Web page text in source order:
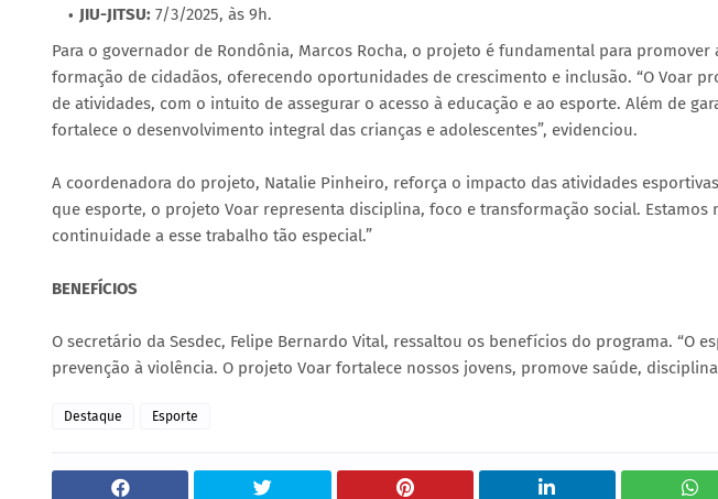
JIU-JITSU: 7/3/2025, às 9h.
Para o governador de Rondônia, Marcos Rocha, o projeto é fundamental para
formação de cidadãos, oferecendo oportunidades de crescimento e inclusão. “O Voar
de atividades, com o intuito de assegurar o acesso à educação e ao esporte. Além de
fortalece o desenvolvimento integral das crianças e adolescentes”, evidenciou.
A coordenadora do projeto, Natalie Pinheiro, reforça o impacto das atividades
que esporte, o projeto Voar representa disciplina, foco e transformação social. Estamos
continuidade a esse trabalho tão especial.”
BENEFÍCIOS
O secretário da Sesdec, Felipe Bernardo Vital, ressaltou os benefícios do programa. “O
prevenção à violência. O projeto Voar fortalece nossos jovens, promove saúde,
Destaque Esporte